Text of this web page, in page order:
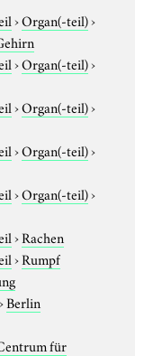
›Organ(-teil)›
›Organ(-teil)›
›Organ(-teil)›
›Organ(-teil)›
›Organ(-teil)›
›Rachen
›Rumpf
Berlin
für